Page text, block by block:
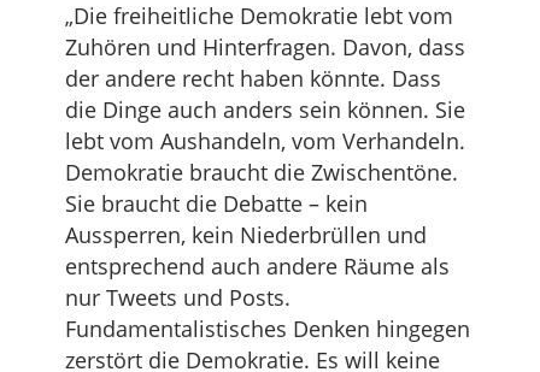
„Die freiheitliche Demokratie lebt vom
Zuhören und Hinterfragen. Davon, dass
der andere recht haben könnte. Dass
die Dinge auch anders sein können. Sie
lebt vom Aushandeln, vom Verhandeln.
Demokratie braucht die Zwischentöne.
Sie braucht die Debatte – kein
Aussperren, kein Niederbrüllen und
entsprechend auch andere Räume als
nur Tweets und Posts.
Fundamentalistisches Denken hingegen
zerstört die Demokratie. Es will keine